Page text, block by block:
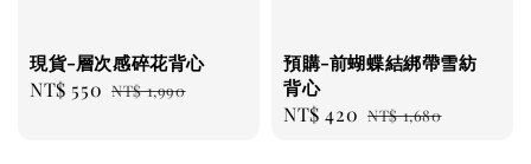
現貨-層次感碎花背心
Sale
NT$ 550 Regular
NT$ 1,990
預購-前蝴蝶結綁帶雪紡
背心
Sale
NT$ 420 Regular
NT$ 1,680